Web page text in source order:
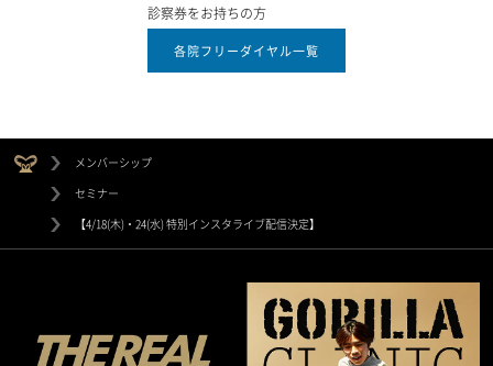
診察券をお持ちの方
各院フリーダイヤル一覧
メンバーシップ
セミナー
【4/18(木)・24(水) 特別インスタライブ配信決定】